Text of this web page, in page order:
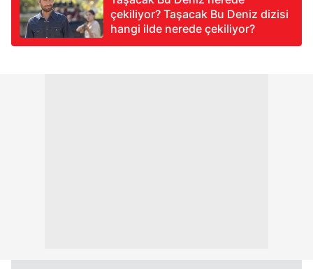
çekiliyor? Taşacak Bu Deniz dizisi
hangi ilde nerede çekiliyor?